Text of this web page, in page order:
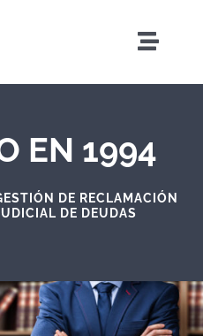
Toggle
Somos?
Actuación
EN 1994
DE RECLAMACIÓN
DE DEUDAS